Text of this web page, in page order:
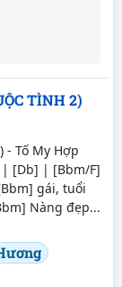
TÌNH 2)
- Tố My Hợp
| [Db] | [Bbm/F]
gái, tuổi
Nàng đẹp...